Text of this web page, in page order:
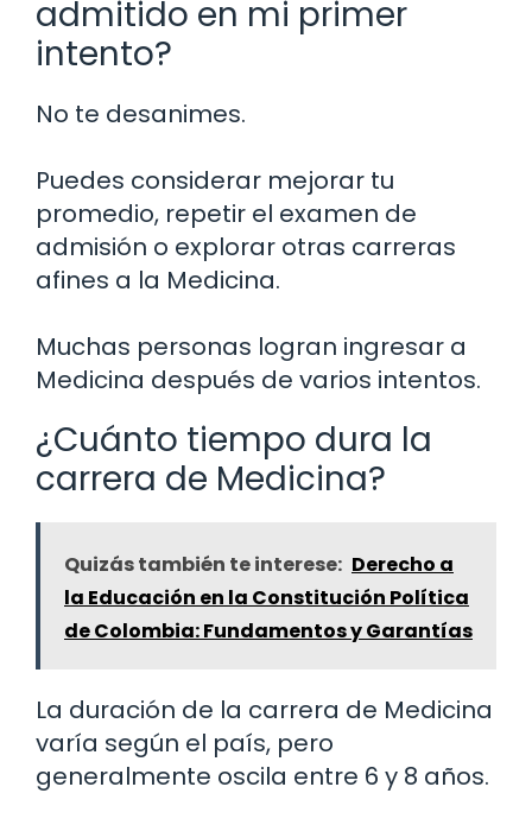
admitido en mi primer
intento?
No te desanimes.
Puedes considerar mejorar tu
promedio, repetir el examen de
admisión o explorar otras carreras
afines a la Medicina.
Muchas personas logran ingresar a
Medicina después de varios intentos.
¿Cuánto tiempo dura la
carrera de Medicina?
Quizás también te interese: Derecho a
la Educación en la Constitución Política
de Colombia: Fundamentos y Garantías
La duración de la carrera de Medicina
varía según el país, pero
generalmente oscila entre 6 y 8 años.